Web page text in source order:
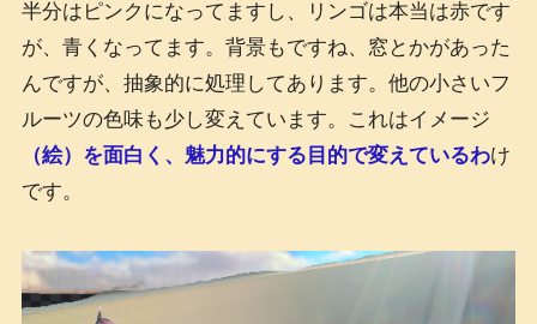
半分はピンクになってますし、リンゴは本当は赤です
が、青くなってます。背景もですね、窓とかがあった
んですが、抽象的に処理してあります。他の小さいフ
ルーツの色味も少し変えています。これはイメージ
（絵）を面白く、魅力的にする目的で変えているわけ
です。